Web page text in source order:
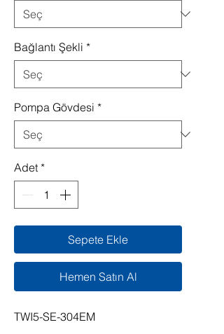
Bağlantı Şekli *
Pompa Gövdesi *
Adet *
Sepete Ekle
Hemen Satın Al
TWI5-SE-304EM